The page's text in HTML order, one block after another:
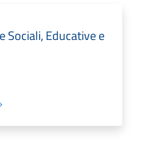
Sociali, Educative e